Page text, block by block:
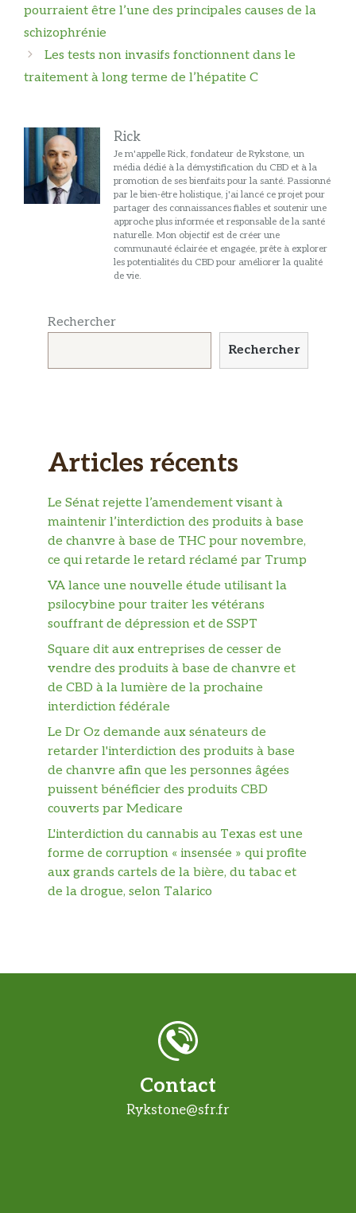
des
articles
pourraient être l’une des principales causes de la
schizophrénie
Les tests non invasifs fonctionnent dans le
traitement à long terme de l’hépatite C
Rick
Je m'appelle Rick, fondateur de Rykstone, un
média dédié à la démystification du CBD et à la
promotion de ses bienfaits pour la santé. Passionné
par le bien-être holistique, j'ai lancé ce projet pour
partager des connaissances fiables et soutenir une
approche plus informée et responsable de la santé
naturelle. Mon objectif est de créer une
communauté éclairée et engagée, prête à explorer
les potentialités du CBD pour améliorer la qualité
de vie.
Rechercher
Rechercher
Articles récents
Le Sénat rejette l’amendement visant à
maintenir l’interdiction des produits à base
de chanvre à base de THC pour novembre,
ce qui retarde le retard réclamé par Trump
VA lance une nouvelle étude utilisant la
psilocybine pour traiter les vétérans
souffrant de dépression et de SSPT
Square dit aux entreprises de cesser de
vendre des produits à base de chanvre et
de CBD à la lumière de la prochaine
interdiction fédérale
Le Dr Oz demande aux sénateurs de
retarder l'interdiction des produits à base
de chanvre afin que les personnes âgées
puissent bénéficier des produits CBD
couverts par Medicare
L'interdiction du cannabis au Texas est une
forme de corruption « insensée » qui profite
aux grands cartels de la bière, du tabac et
de la drogue, selon Talarico
Contact
Rykstone@sfr.fr